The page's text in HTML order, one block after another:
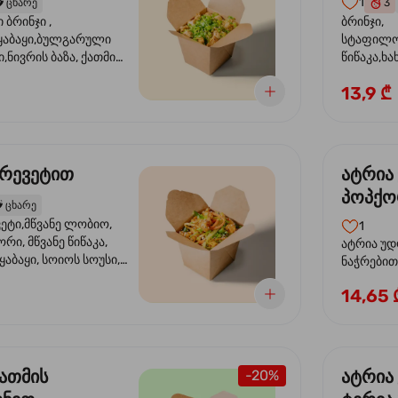
ცხარე
,
ბაზა, ქათმის
ხახვი,სეზამის
3
ბრინჯი,
სოუსი,
13,9 ₾
ცხარე
ლობიო,
მწვანე წიწაკა,
სოიოს სოუსი,
სოუსი, მწვანე ხახვი,
ატრია
სოსუით
1
ატრია
ნაჭრებით,
ნიორი)
14,65
-20%